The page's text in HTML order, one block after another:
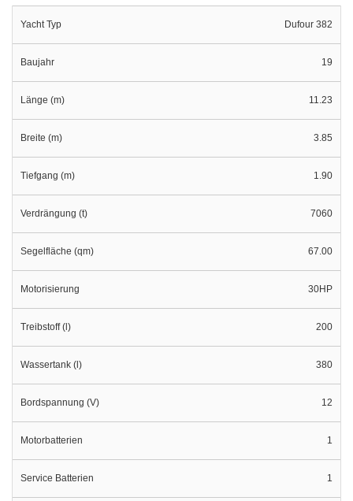
Yacht Typ Dufour 382
Baujahr 19
Länge (m) 11.23
Breite (m) 3.85
Tiefgang (m) 1.90
Verdrängung (t) 7060
Segelfläche (qm) 67.00
Motorisierung 30HP
Treibstoff (l) 200
Wassertank (l) 380
Bordspannung (V) 12
Motorbatterien 1
Service Batterien 1